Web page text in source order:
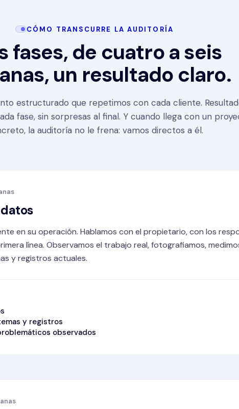
CÓMO TRANSCURRE LA AUDITORÍA
fases, de cuatro a seis
un resultado claro.
estructurado que repetimos con cada cliente.
fase, sin sorpresas al final. Y cuando llega con un
la auditoría no le frena: vamos directos a él.
en su operación. Hablamos con el propietario, con los
línea. Observamos el trabajo real, fotografiamos,
y registros actuales.
y registros
observados